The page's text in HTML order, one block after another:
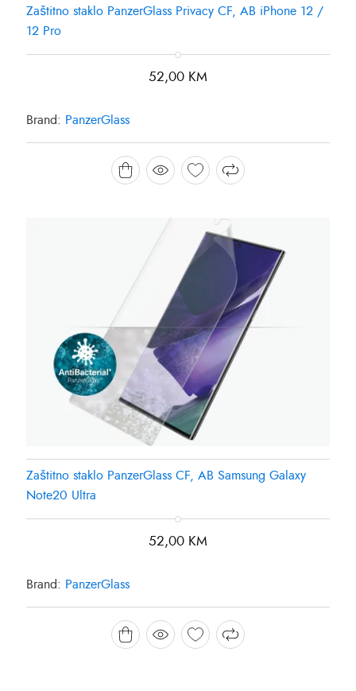
Zaštitno staklo PanzerGlass Privacy CF, AB iPhone 12 /
12 Pro
52,00 KM
Brand: PanzerGlass
Zaštitno staklo PanzerGlass CF, AB Samsung Galaxy
Note20 Ultra
52,00 KM
Brand: PanzerGlass